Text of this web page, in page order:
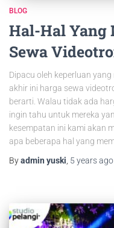
BLOG
Hal-Hal Yang
Sewa
Dipacu oleh keperluan
akhir ini harga sewa
berarti. Walau tidak ada
ingin tahu untuk mereka
kesempatan ini kami akan
apa beberapa hal yang
Byadmin yuski, 5 yearsago